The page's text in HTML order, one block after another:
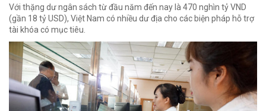
Với thặng dư ngân sách từ đầu năm đến nay là 470 nghìn tỷ VND
(gần 18 tỷ USD), Việt Nam có nhiều dư địa cho các biện pháp hỗ trợ
tài khóa có mục tiêu.